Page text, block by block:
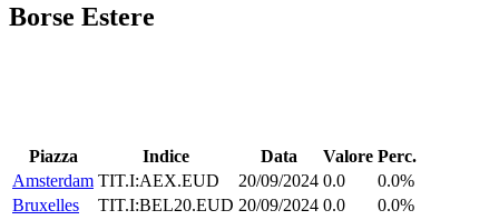
Borse Estere
Piazza Indice Data Valore Perc.
Amsterdam TIT.I:AEX.EUD 20/09/2024 0.0
0.0%
Bruxelles
TIT.I:BEL20.EUD 20/09/2024 0.0
0.0%